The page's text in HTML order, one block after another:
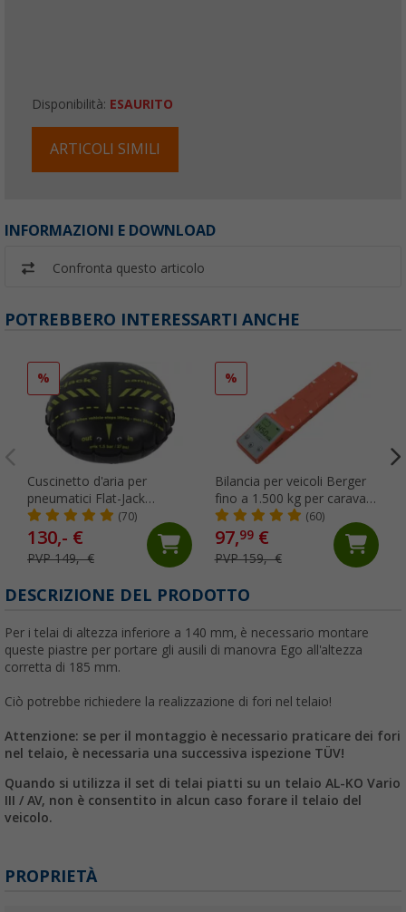
Disponibilità: ESAURITO
ARTICOLI SIMILI
INFORMAZIONI E DOWNLOAD
Confronta questo articolo
POTREBBERO INTERESSARTI ANCHE
%
Cuscinetto d'aria per
pneumatici Flat-Jack
Camper 2.0 per veicoli fino
a 6 tonnellate e fino a 305
mm di larghezza del
pneumatico
(70)
130,- €
PVP 149,- €
%
Bilancia per veicoli Berger
fino a 1.500 kg per caravan
e camper
(60)
97,99€
PVP 159,- €
DESCRIZIONE DEL PRODOTTO
Per i telai di altezza inferiore a 140 mm, è necessario montare
queste piastre per portare gli ausili di manovra Ego all'altezza
corretta di 185 mm.
Ciò potrebbe richiedere la realizzazione di fori nel telaio!
Attenzione: se per il montaggio è necessario praticare dei fori
nel telaio, è necessaria una successiva ispezione TÜV!
Quando si utilizza il set di telai piatti su un telaio AL-KO Vario
III / AV, non è consentito in alcun caso forare il telaio del
veicolo.
PROPRIETÀ